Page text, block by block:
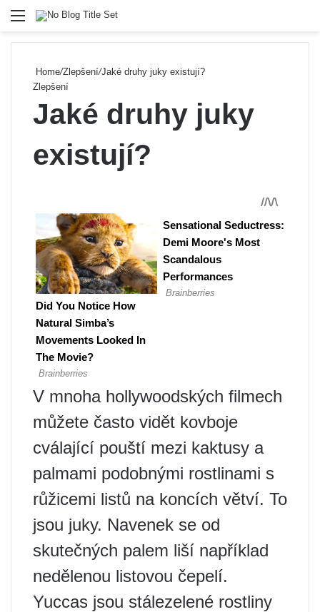
Menu
Home/Zlepšení/Jaké druhy juky existují?
Zlepšení
Jaké druhy juky
existují?
V mnoha hollywoodských filmech
můžete často vidět kovboje
cválající pouští mezi kaktusy a
palmami podobnými rostlinami s
růžicemi listů na koncích větví. To
jsou juky. Navenek se od
skutečných palem liší například
nedělenou listovou čepelí.
Yuccas jsou stálezelené rostliny